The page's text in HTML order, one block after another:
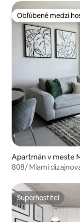
Obľúbené medzi
Obľúbené medzi
Apartmán v meste
808/ Miami
Superhostiteľ
Superhostiteľ